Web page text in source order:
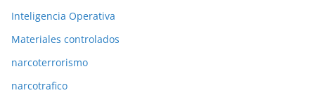
Inteligencia Operativa
Materiales controlados
narcoterrorismo
narcotrafico